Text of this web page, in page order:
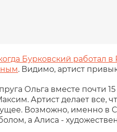
Бурковский работал
. Видимо, артист
Ольга вместе почти
Артист делает все,
Возможно, именно
а Алиса -